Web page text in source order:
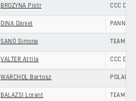
BROZYNA Piotr CCC
DINA Dániel PANNON
SANÒ Simone TEAM
VALTER Attila CCC
WARCHOL Bartosz POLAND
BALAZSI Lorant TEAM